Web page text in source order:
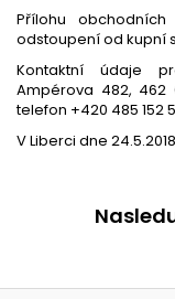
Přílohu
odstoupení od kupní
Kontaktní údaje
Ampérova 482,
telefon +420 485 152
V Liberci dne 24.5.2018